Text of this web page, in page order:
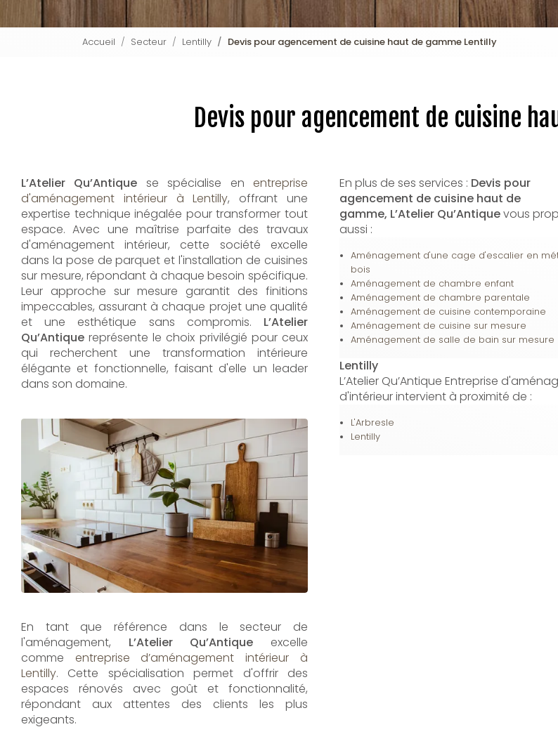
Accueil Secteur Lentilly Devis pour agencement de cuisine haut de gamme Lentilly
Devis pour agencement de cuisine
L’Atelier Qu’Antique se spécialise en entreprise
d'aménagement intérieur à Lentilly, offrant une
expertise technique inégalée pour transformer tout
espace. Avec une maîtrise parfaite des travaux
d'aménagement intérieur, cette société excelle
dans la pose de parquet et l'installation de cuisines
sur mesure, répondant à chaque besoin spécifique.
Leur approche sur mesure garantit des finitions
impeccables, assurant à chaque projet une qualité
et une esthétique sans compromis. L’Atelier
Qu’Antique représente le choix privilégié pour ceux
qui recherchent une transformation intérieure
élégante et fonctionnelle, faisant d'elle un leader
dans son domaine.
En tant que référence dans le secteur de
l'aménagement, L’Atelier Qu’Antique excelle
comme entreprise d’aménagement intérieur à
Lentilly. Cette spécialisation permet d'offrir des
espaces rénovés avec goût et fonctionnalité,
répondant aux attentes des clients les plus
exigeants.
En plus de ses services : Devis pour
agencement de cuisine haut de
gamme, L’Atelier Qu’Antiquevous
aussi :
Aménagement d'une cage d'escalier en
bois
Aménagement de chambre enfant
Aménagement de chambre parentale
Aménagement de cuisine contemporaine
Aménagement de cuisine sur mesure
Aménagement de salle de bain sur mesure
Lentilly
L’Atelier Qu’Antique Entreprise
d'intérieur intervient à proximité de :
L'Arbresle
Lentilly